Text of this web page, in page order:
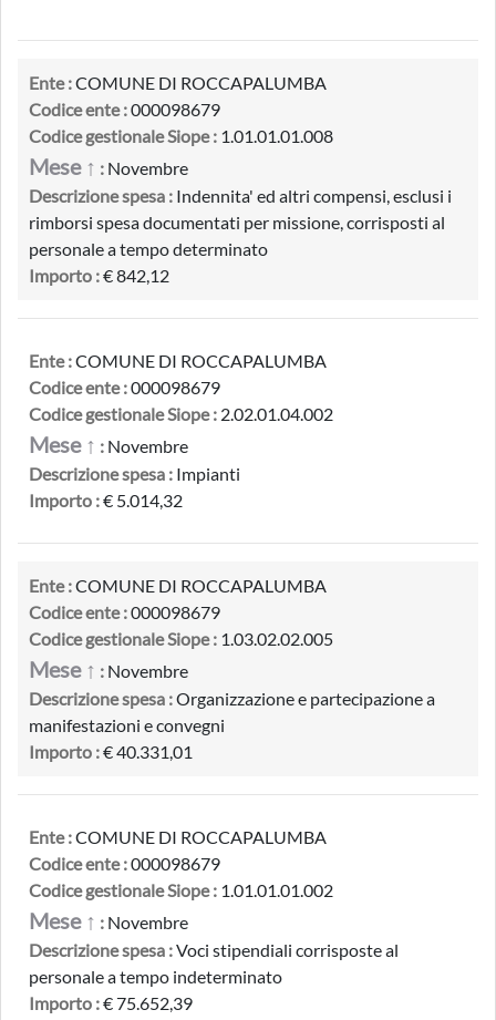
Ente :COMUNE DI ROCCAPALUMBA
Codice ente :000098679
Codice gestionale Siope : 1.01.01.01.008
Mese ↑ : Novembre
Descrizione spesa : Indennita' ed altri compensi, esclusi i
rimborsi spesa documentati per missione, corrisposti al
personale a tempo determinato
Importo :€ 842,12
Ente :COMUNE DI ROCCAPALUMBA
Codice ente :000098679
Codice gestionale Siope : 2.02.01.04.002
Mese ↑ : Novembre
Descrizione spesa : Impianti
Importo :€ 5.014,32
Ente :COMUNE DI ROCCAPALUMBA
Codice ente :000098679
Codice gestionale Siope : 1.03.02.02.005
Mese ↑ : Novembre
Descrizione spesa :Organizzazione e partecipazione a
manifestazioni e convegni
Importo :€ 40.331,01
Ente :COMUNE DI ROCCAPALUMBA
Codice ente :000098679
Codice gestionale Siope : 1.01.01.01.002
Mese ↑ : Novembre
Descrizione spesa :Voci stipendiali corrisposte al
personale a tempo indeterminato
Importo :€ 75.652,39